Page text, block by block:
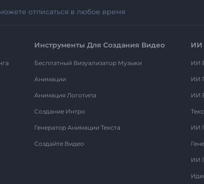
отписаться в любое время
Инструменты Для Создания Видео
Бесплатный Визуализатор Музыки
Анимации
Анимация Логотипа
Создание Интро
Генератор Анимации Текста
Создайте Видео
ИИ
ИИ
ИИ
ИИ
ИИ
ИИ